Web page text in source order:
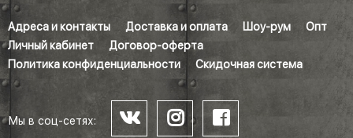
Адреса и контакты Доставка и оплата Шоу-рум
Опт
Личный кабинет
Договор-оферта
Политика конфиденциальности
Скидочная система
Мы в соц-сетях: